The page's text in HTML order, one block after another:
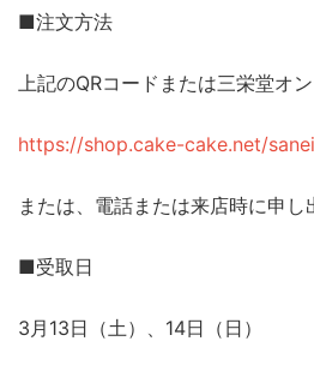
■注文方法
上記のQRコードまたは三栄堂オ
https://shop.cake-cake.net/
または、電話または来店時に申し
■受取日
3月13日（土）、14日（日）